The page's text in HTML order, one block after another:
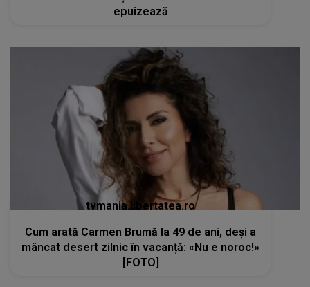
epuizează
tvmania.libertatea.ro
Cum arată Carmen Brumă la 49 de ani, deși a
mâncat desert zilnic în vacanță: «Nu e noroc!»
[FOTO]